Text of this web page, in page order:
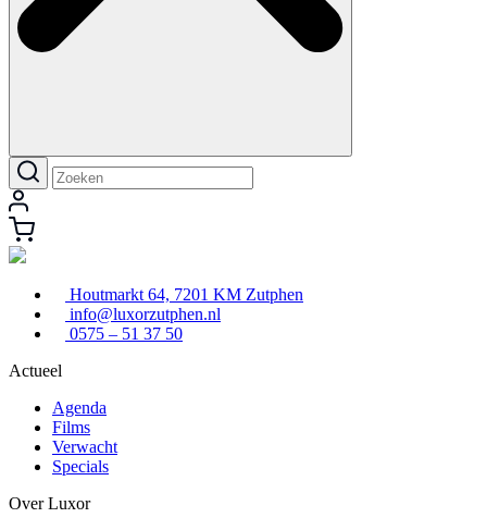
Houtmarkt 64, 7201 KM Zutphen
info@luxorzutphen.nl
0575 – 51 37 50
Actueel
Agenda
Films
Verwacht
Specials
Over Luxor